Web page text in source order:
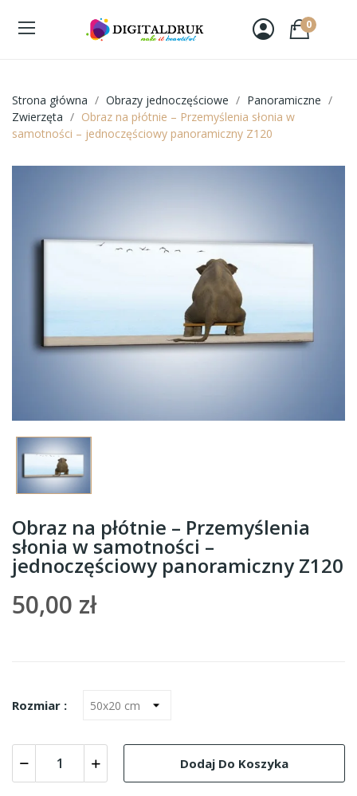
0
Strona główna Obrazy jednoczęściowe
Panoramiczne
Zwierzęta
Obraz na płótnie – Przemyślenia słonia w
samotności – jednoczęściowy panoramiczny Z120
Obraz na płótnie – Przemyślenia
słonia w samotności –
jednoczęściowy panoramiczny Z120
50,00 zł
Rozmiar :
Dodaj Do Koszyka